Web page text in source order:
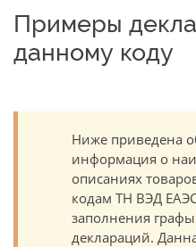
Примеры
данному коду
Ниже приведена
информация о
описаниях
кодам ТН ВЭД
заполнения
деклараций.